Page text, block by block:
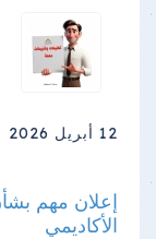
12 أبريل 2026
إعلان مهم
الأكاديمي